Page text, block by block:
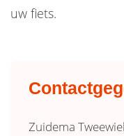
uw fiets.
Zuidema